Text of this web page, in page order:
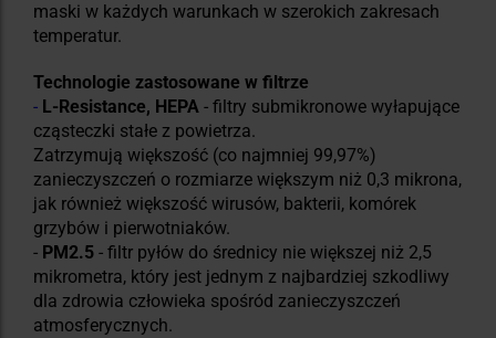
maski w każdych warunkach w szerokich zakresach
temperatur.
Technologie zastosowane w filtrze
- L-Resistance, HEPA - filtry submikronowe wyłapujące
cząsteczki stałe z powietrza.
Zatrzymują większość (co najmniej 99,97%)
zanieczyszczeń o rozmiarze większym niż 0,3 mikrona,
jak również większość wirusów, bakterii, komórek
grzybów i pierwotniaków.
- PM2.5 - filtr pyłów do średnicy nie większej niż 2,5
mikrometra, który jest jednym z najbardziej szkodliwy
dla zdrowia człowieka spośród zanieczyszczeń
atmosferycznych.